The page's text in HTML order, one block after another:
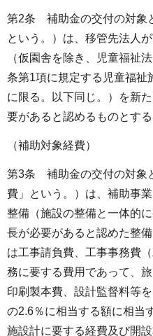
第2条 補助金の交付の対象
という。）は、移管先法人
（仮園舎を除き、児童福祉
条第1項に規定する児童福祉
に限る。以下同じ。）を新
要があると認めるものとする
（補助対象経費）
第3条 補助金の交付の対象
費」という。）は、補助事
整備（施設の整備と一体的
長が必要があると認めた整
は工事請負費、工事事務費
務に要する費用であって、
印刷製本費、設計監督料等
の2.6％に相当する額に相当
施設計に要する経費及び開